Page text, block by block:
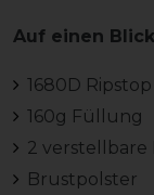
Auf einen Blick
1680D
160g Füllung
2 verstellbare
Brustpolster